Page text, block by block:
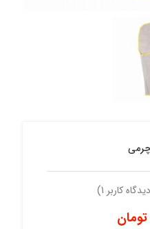
کاربر 1
)
تومان